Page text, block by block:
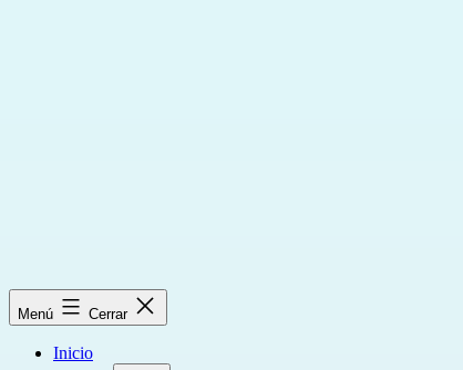
Menú Cerrar
Inicio